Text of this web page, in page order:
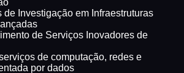
de Investigação em Infraestruturas
de Serviços Inovadores de
de computação, redes e
por dados